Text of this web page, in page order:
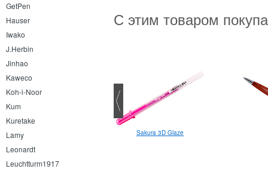
GetPen
Hauser
Iwako
J.Herbin
Jinhao
Kaweco
Koh-i-Noor
Kum
Kuretake
Lamy
Leonardt
Leuchtturm1917
С этим товаром
ball Pin Fine Line 0.2 линер Sakura 3D Glaze